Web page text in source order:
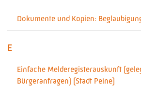
Dokumente und Kopien:
E
Einfache Melderegisterauskunft
Bürgeranfragen) (Stadt Peine)